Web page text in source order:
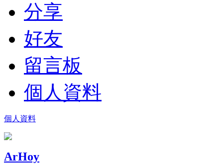
分享
好友
留言板
個人資料
個人資料
ArHoy